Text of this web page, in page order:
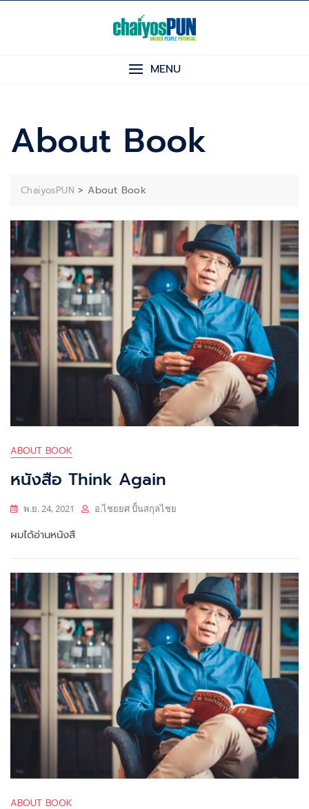
MENU
About Book
ChaiyosPUN >About Book
ABOUT BOOK
หนังสือ Think Again
พ.ย. 24, 2021 อ.ไชยยศ ปั้นสกุลไชย
ผมได้อ่านหนังสื
ABOUT BOOK